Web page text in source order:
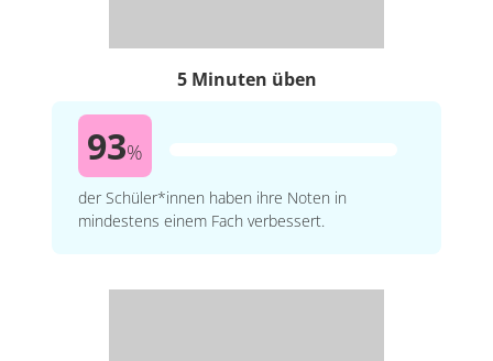
5 Minuten üben
93%
der Schüler*innen haben ihre Noten in
mindestens einem Fach verbessert.